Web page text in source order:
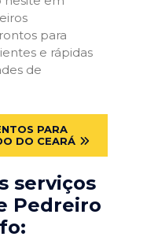
para
e rápidas
de
PARA
DO CEARÁ
serviços
Pedreiro